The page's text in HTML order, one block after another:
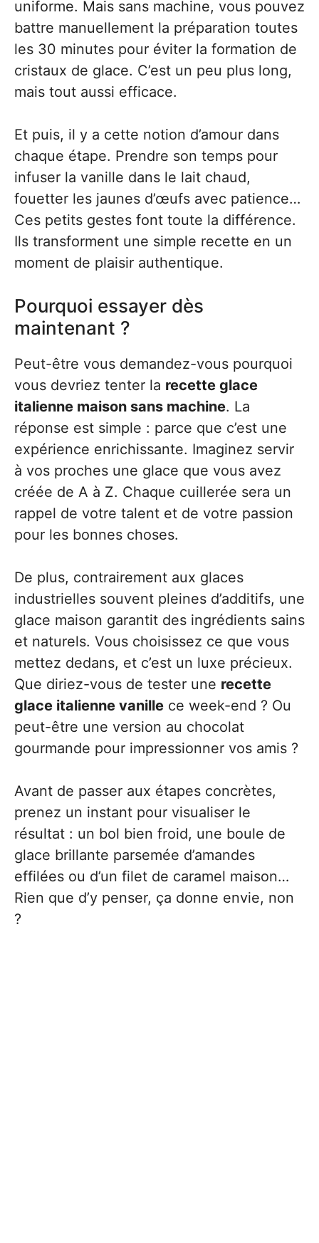
uniforme. Mais sans machine, vous pouvez
battre manuellement la préparation toutes
les 30 minutes pour éviter la formation de
cristaux de glace. C’est un peu plus long,
mais tout aussi efficace.
Et puis, il y a cette notion d’amour dans
chaque étape. Prendre son temps pour
infuser la vanille dans le lait chaud,
fouetter les jaunes d’œufs avec patience…
Ces petits gestes font toute la différence.
Ils transforment une simple recette en un
moment de plaisir authentique.
Pourquoi essayer dès
maintenant ?
Peut-être vous demandez-vous pourquoi
vous devriez tenter la recette glace
italienne maison sans machine. La
réponse est simple : parce que c’est une
expérience enrichissante. Imaginez servir
à vos proches une glace que vous avez
créée de A à Z. Chaque cuillerée sera un
rappel de votre talent et de votre passion
pour les bonnes choses.
De plus, contrairement aux glaces
industrielles souvent pleines d’additifs, une
glace maison garantit des ingrédients sains
et naturels. Vous choisissez ce que vous
mettez dedans, et c’est un luxe précieux.
Que diriez-vous de tester une recette
glace italienne vanille ce week-end ? Ou
peut-être une version au chocolat
gourmande pour impressionner vos amis ?
Avant de passer aux étapes concrètes,
prenez un instant pour visualiser le
résultat : un bol bien froid, une boule de
glace brillante parsemée d’amandes
effilées ou d’un filet de caramel maison…
Rien que d’y penser, ça donne envie, non
?